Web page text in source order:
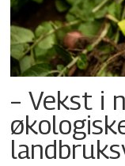
– Vekst i